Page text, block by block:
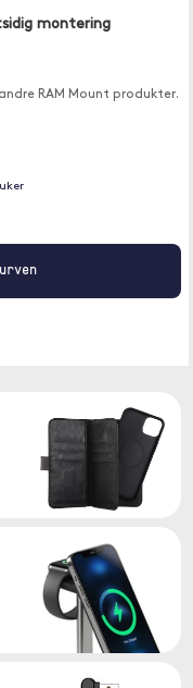
montering
RAM Mount produkter.